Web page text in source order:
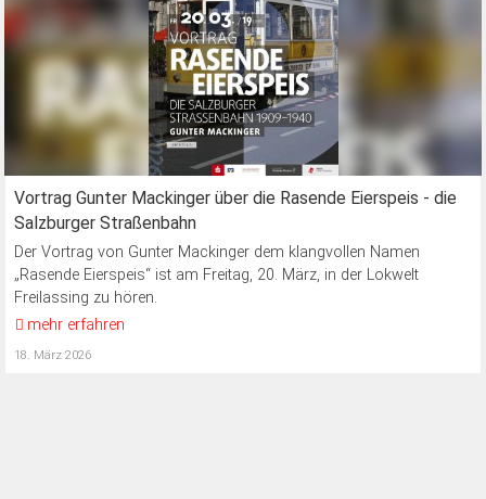
Vortrag Gunter Mackinger über die Rasende Eierspeis - die
Salzburger Straßenbahn
Der Vortrag von Gunter Mackinger dem klangvollen Namen
„Rasende Eierspeis“ ist am Freitag, 20. März, in der Lokwelt
Freilassing zu hören.
mehr erfahren
18. März 2026